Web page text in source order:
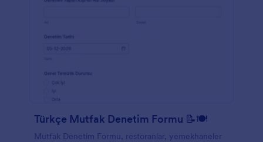
Türkçe Mutfak Denetim Formu 📝🍽️
Mutfak Denetim Formu, restoranlar, yemekhaneler